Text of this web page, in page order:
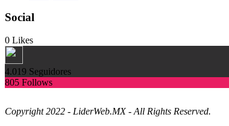
Social
0 Likes
4.019 Seguidores
805 Follows
Copyright 2022 - LiderWeb.MX - All Rights Reserved.